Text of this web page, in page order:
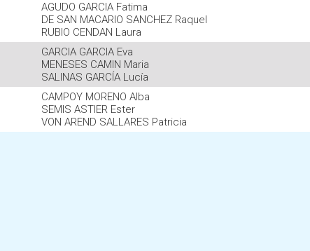
AGUDO GARCIA Fatima
DE SAN MACARIO SANCHEZ Raquel
RUBIO CENDAN Laura
GARCIA GARCIA Eva
MENESES CAMIN Maria
SALINAS GARCÍA Lucía
CAMPOY MORENO Alba
SEMIS ASTIER Ester
VON AREND SALLARES Patricia